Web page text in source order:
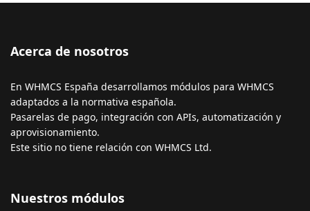
Acerca de nosotros
En WHMCS España desarrollamos módulos para WHMCS
adaptados a la normativa española.
Pasarelas de pago, integración con APIs, automatización y
aprovisionamiento.
Este sitio no tiene relación con WHMCS Ltd.
Nuestros módulos